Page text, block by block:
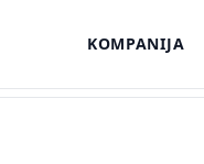
KOMPANIJA